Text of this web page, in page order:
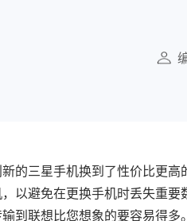
的三星手机换到了性价比更
以避免在更换手机时丢失重
到联想比您想象的要容易得多